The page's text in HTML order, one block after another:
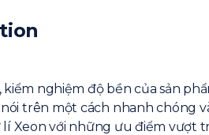
nghiệm độ bền của sản
trên một cách nhanh
Xeon với những ưu điểm vượt